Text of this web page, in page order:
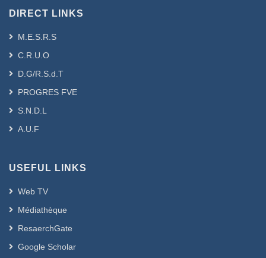
DIRECT LINKS
M.E.S.R.S
C.R.U.O
D.G/R.S.d.T
PROGRES FVE
S.N.D.L
A.U.F
USEFUL LINKS
Web TV
Médiathèque
ResaerchGate
Google Scholar